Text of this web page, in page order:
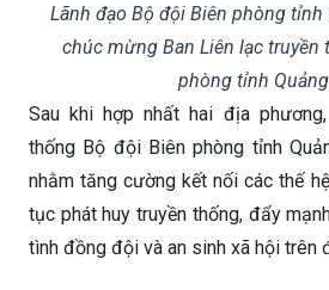
Lãnh đạo Bộ đội Biên phòng tỉnh
chúc mừng Ban Liên lạc truyền
phòng tỉnh Quảng
Sau khi hợp nhất hai địa
thống Bộ đội Biên phòng tỉnh
nhằm tăng cường kết nối các thế
tục phát huy truyền thống, đẩy
tình đồng đội và an sinh xã hội trên